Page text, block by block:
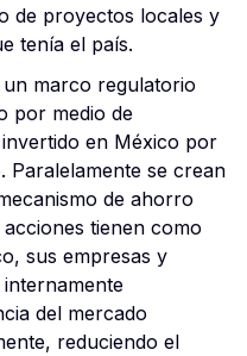
de proyectos locales y
tenía el país.
un marco regulatorio
por medio de
en México por
Paralelamente se crean
de ahorro
tienen como
sus empresas y
del mercado
reduciendo el